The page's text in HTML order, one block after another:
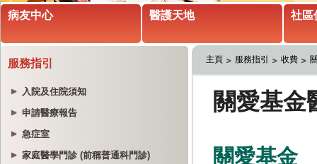
病友中心 醫護天地 社區
服務指引
入院及住院須知
申請醫療報告
急症室
家庭醫學門診 (前稱普通科門診)
主頁 服務指引 收費